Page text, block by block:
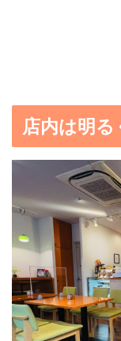
店内は明